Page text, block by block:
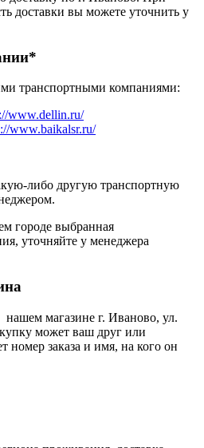
доставки вы можете уточнить у
транспортными компаниями:
www.dellin.ru/
www.baikalsr.ru/
либо другую транспортную
городе выбранная
уточняйте у менеджера
магазине г. Иваново, ул.
может ваш друг или
номер заказа и имя, на кого он